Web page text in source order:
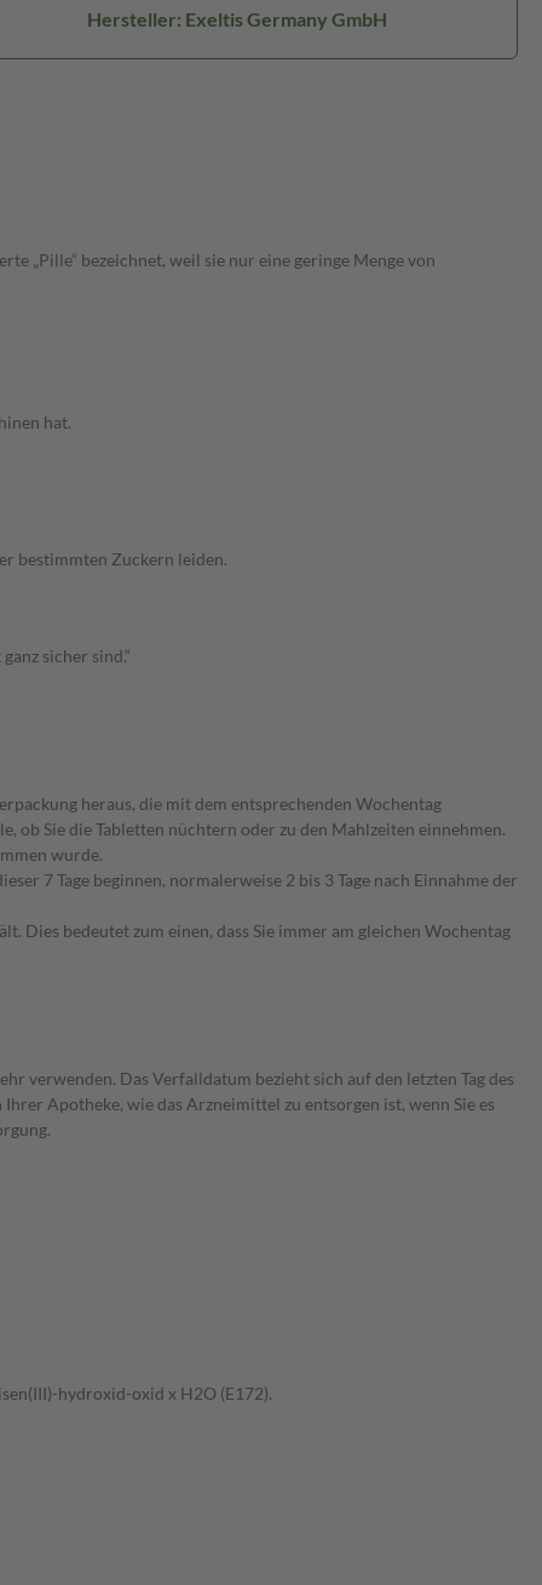
Hersteller: Exeltis Germany GmbH
„Pille“ bezeichnet, weil sie nur eine geringe Menge von
hat.
bestimmten Zuckern leiden.
sicher sind.“
heraus, die mit dem entsprechenden Wochentag
ob Sie die Tabletten nüchtern oder zu den Mahlzeiten einnehmen.
wurde.
7 Tage beginnen, normalerweise 2 bis 3 Tage nach Einnahme der
Dies bedeutet zum einen, dass Sie immer am gleichen Wochentag
verwenden. Das Verfalldatum bezieht sich auf den letzten Tag des
Apotheke, wie das Arzneimittel zu entsorgen ist, wenn Sie es
hydroxid-oxid x H2O (E172).